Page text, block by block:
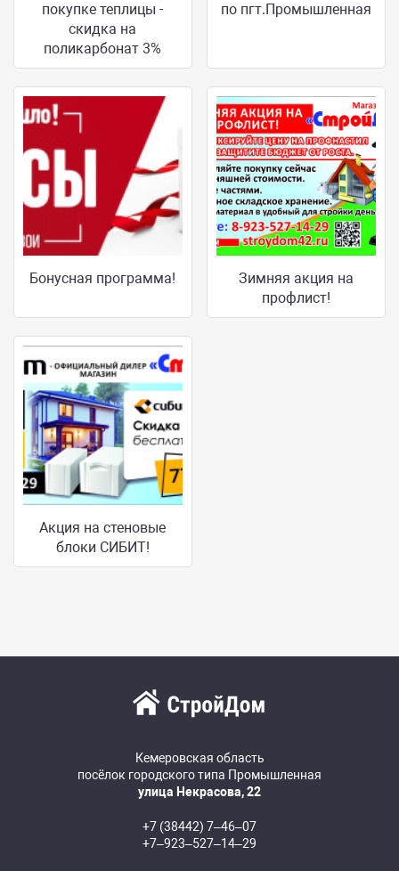
покупке теплицы -
скидка на
поликарбонат 3%
по пгт.Промышленная
Бонусная программа!
Зимняя акция на
профлист!
Акция на стеновые
блоки СИБИТ!
Кемеровская область
посёлок городского типа Промышленная
улица Некрасова, 22
+7 (38442) 7‒46‒07
+7‒923‒527‒14‒29